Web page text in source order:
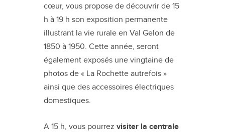
cœur, vous propose de découvrir de 15
h à 19 h son exposition permanente
illustrant la vie rurale en Val Gelon de
1850 à 1950. Cette année, seront
également exposés une vingtaine de
photos de « La Rochette autrefois »
ainsi que des accessoires électriques
domestiques.
A 15 h, vous pourrezvisiter la centrale